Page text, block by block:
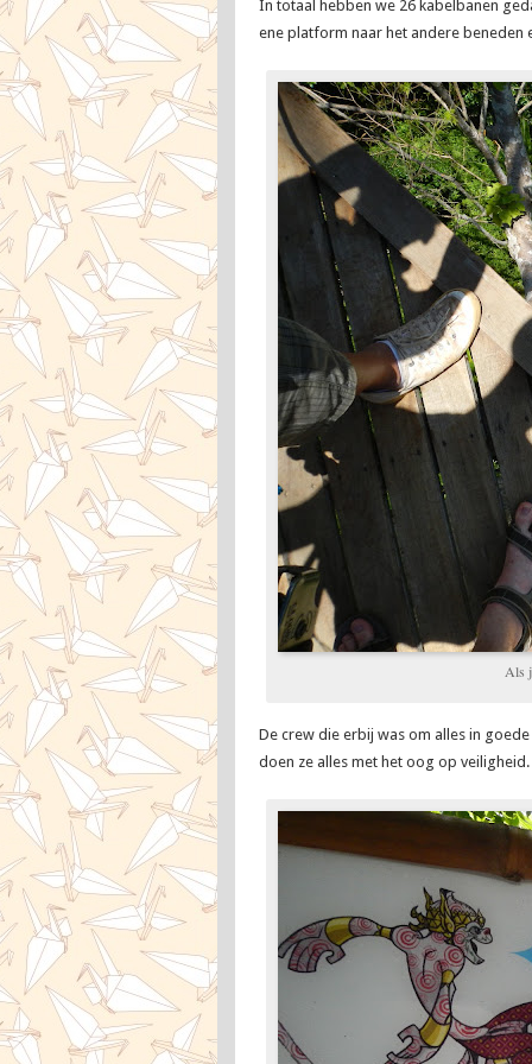
In totaal hebben we 26 kabelbanen
ene platform naar het andere beneden
Als
De crew die erbij was om alles in
doen ze alles met het oog op veiligheid.